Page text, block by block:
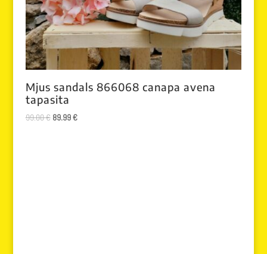
Mjus sandals 866068 canapa avena
tapasita
99.00€ El
89.99€El